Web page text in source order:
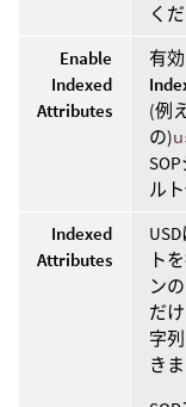
く
Enable
Indexed
Attributes
有
(例
の)
ル
Indexed
Attributes
ト
ン
だけ
字
きま